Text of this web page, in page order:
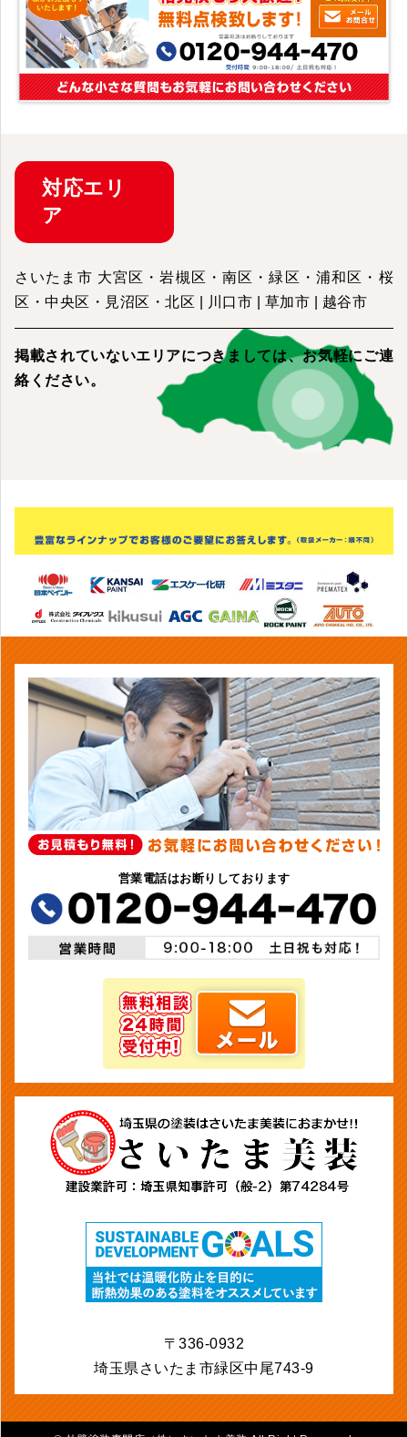
対応エリ
ア
さいたま市 大宮区・岩槻区・南区・緑区・浦和区・桜
区・中央区・見沼区・北区 | 川口市 | 草加市 | 越谷市
掲載されていないエリアにつきましては、お気軽にご連
絡ください。
営業電話はお断りしております
〒336-0932
埼玉県さいたま市緑区中尾743-9